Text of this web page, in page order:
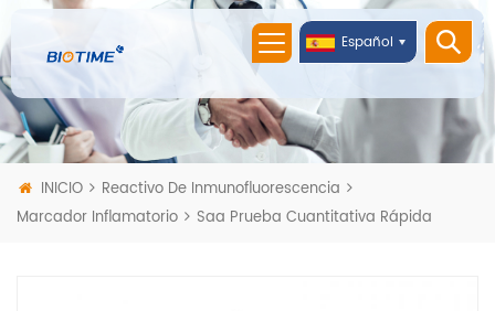
Español
INICIO
Reactivo De Inmunofluorescencia
Marcador Inflamatorio
Saa Prueba Cuantitativa Rápida